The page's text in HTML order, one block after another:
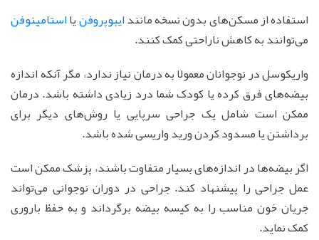
استفاده از مسکن‌های بدون نسخه مانندایبوپروفنیااستامینوفن
می‌توانند به کاهش ناراحتی کمک کنند.
واریکوسل در نوجوانان معمولا به درمان نیاز ندارد، مگر آنکه اندازه
بیضه‌های فرق کرده یا کودک شما درد زیادی داشته باشد. درمان
ممکن است شامل یک جراحی سرپایی یا روش‌های دیگر برای
برداشتن یا مسدود کردن ورید واریسی شده باشد.
اگر بیضه‌ها در اندازه‌های بسیار متفاوت باشند، پزشک ممکن است
عمل جراحی را پیشنهاد کند. جراحی در دوران نوجوانی می‌تواند
جریان خون مناسب را به کیسه بیضه برگرداند و به حفظ باروری
کمک نماید.